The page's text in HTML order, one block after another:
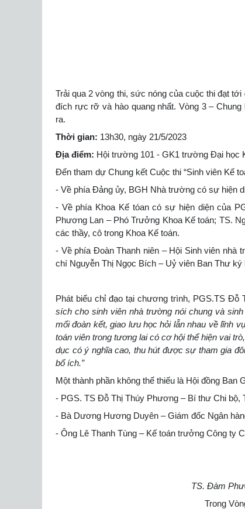
Trải qua 2 vòng thi, sức nóng của cuộc thi đạt
đích rực rỡ và hào quang nhất. Vòng 3 – Chung
ra.
Thời gian: 13h30, ngày 21/5/2023
Địa điểm: Hội trường 101 - GK1 trường Đại học
Đến tham dự Chung kết Cuộc thi “Sinh viên Kế
- Về phía Đảng ủy, BGH Nhà trường có sự hiện
- Về phía Khoa Kế tóan có sự hiện diện của
Phương Lan – Phó Trưởng Khoa Kế toán; TS.
các thầy, cô trong Khoa Kế toán.
- Về phía Đoàn Thanh niên – Hội Sinh viên
chí Nguyễn Thị Ngọc Bích – Uỷ viên Ban Thư
Phát biểu chỉ đạo tại chương trình, PGS.TS
sích cho sinh viên nhà trường nói chung và
mối đoàn kết, giao lưu học hỏi lẫn nhau về lĩnh
toán viên trong tương lai có cơ hội thể hiện vai
dục có ý nghĩa cao, thu hút được sự tham gia
bổ ích.”
Một thành phần không thể thiếu là Hội đồng Ban
- PGS. TS Đỗ Thị Thúy Phương – Bí thư Chi bộ,
- Bà Dương Hương Duyên – Giám đốc Ngân
- Ông Lê Thanh Tùng – Kế toán trưởng Công ty
TS. Đàm
Trong